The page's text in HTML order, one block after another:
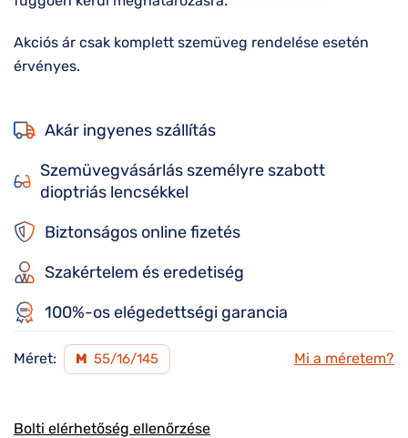
Akciós ár csak komplett szemüveg rendelése esetén
érvényes.
Akár ingyenes szállítás
Szemüvegvásárlás személyre szabott
dioptriás lencsékkel
Biztonságos online fizetés
Szakértelem és eredetiség
100%-os elégedettségi garancia
Méret: M 55/16/145 Mi a méretem?
Bolti elérhetőség ellenőrzése